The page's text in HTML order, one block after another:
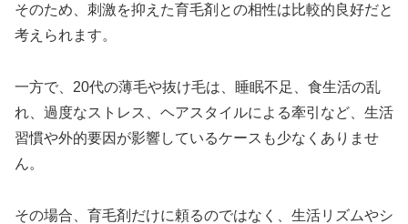
そのため、刺激を抑えた育毛剤との相性は比較的良好だと
考えられます。
一方で、20代の薄毛や抜け毛は、睡眠不足、食生活の乱
れ、過度なストレス、ヘアスタイルによる牽引など、生活
習慣や外的要因が影響しているケースも少なくありませ
ん。
その場合、育毛剤だけに頼るのではなく、生活リズムやシ